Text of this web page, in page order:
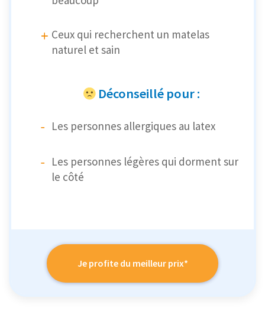
Ceux qui recherchent un matelas
naturel et sain
Déconseillé pour :
Les personnes allergiques au latex
Les personnes légères qui dorment sur
le côté
Je profite du meilleur prix*